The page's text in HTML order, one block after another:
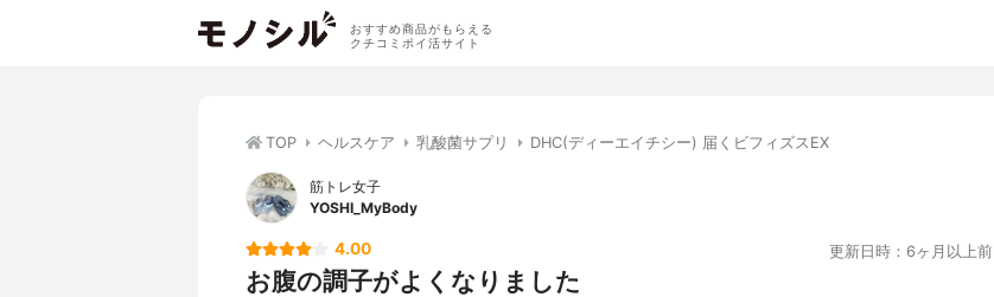
おすすめ商品がもらえる
クチコミポイ活サイト
TOP ヘルスケア 乳酸菌サプリ DHC(ディーエイチシー) 届くビフィズスEX
筋トレ女子
YOSHI_MyBody
4.00 更新日時：6ヶ月以上前
お腹の調子がよくなりました